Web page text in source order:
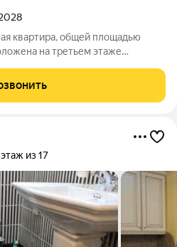
на третьем этаже
Сбер. Архитектуру квартала
этаж из 17